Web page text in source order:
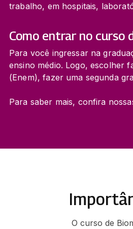
trabalho, em hospitais,
Como entrar no curso
Para você ingressar na
ensino médio. Logo, escolher
(Enem), fazer uma segunda
Para saber mais, confira
O curso de